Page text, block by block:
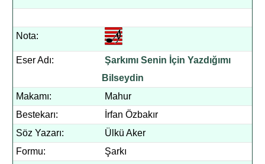
Nota:
Eser Adı:
Şarkımı Senin İçin Yazdığımı
Bilseydin
Makamı:
Mahur
Bestekarı:
İrfan Özbakır
Söz Yazarı:
Ülkü Aker
Formu:
Şarkı